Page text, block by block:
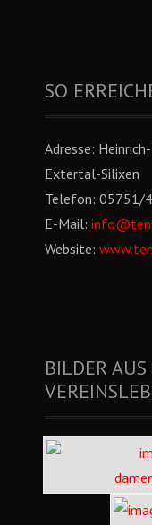
SO
Adresse:
Extertal-Silixen
Telefon: 05751/
E-Mail:
Website:
BILDER